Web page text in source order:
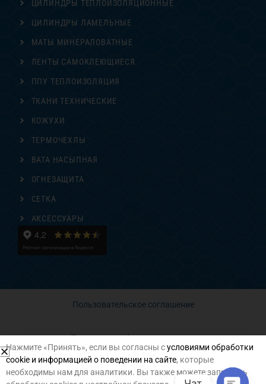
ЦИЛИНДРЫ ТЕПЛОИЗОЛЯЦИОННЫЕ
ЦИЛИНДРЫ ЛАМЕЛЬНЫЕ
МАТЫ МИНЕРАЛОВАТНЫЕ
ЛЕНТЫ САМОКЛЕЮЩИЕСЯ
ППУ ТЕПЛОИЗОЛЯЦИЯ
ТКАНИ ТЕХНИЧЕСКИЕ
КОЖУХИ
ТЕРМОЧЕХЛЫ
ВАТА НАСЫПНАЯ
ОГНЕЗАЩИТА
СЕТКА
АКСЕССУАРЫ
Пользовательское соглашение
Политика конфиденциальности
Согласие на обработку персональных данных
Нажмите «Принять», если вы согласны сусловиями обработки
cookie и информацией о поведении на сайте, которые
необходимы нам для аналитики. Вы также можете запретить